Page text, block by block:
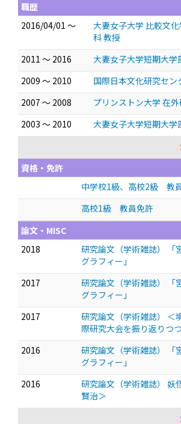
職歴
2016/04/01 ～
大妻女子大学 比較文
科 教授
2011 ～ 2016
大妻女子大学短期大学
2009 ～ 2010
国際日本文化研究セン
2007 ～ 2008
プリンストン大学 在外
2003 ～ 2010
大妻女子大学短期大学
資格・免許
中学校1級、高校2級 教
高校1級 教員免許
論文・MISC
2018
研究論文（学術雑誌） 「
グラフィー」
2017
研究論文（学術雑誌） 「
グラフィー」
2017
研究論文（学術雑誌） ＜
際研究大会を振り返りつつ
2016
研究論文（学術雑誌） 「
グラフィー」
2016
研究論文（学術雑誌） 妖
賢治＞